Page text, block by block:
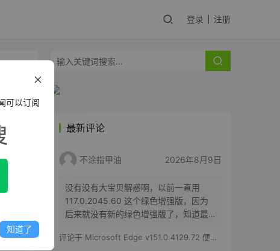
登录 注册
最新评论
不涂指甲油 2026年8月9日
没有没有大宝贝解惑啊，以前一直用
117.0.2045.60 这个绿色增强版，因为
后来就没有新的绿色增强版了，知道最
最新的151开头的，但是问题来了，下载
评论于 Microsoft Edge v151.0.4129.72 便携增强版
可以订阅
知道了